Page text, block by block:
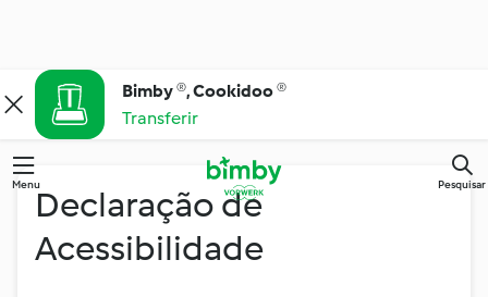
Bimby ®, Cookidoo ®
Transferir
Menu Pesquisar
Declaração de
Acessibilidade